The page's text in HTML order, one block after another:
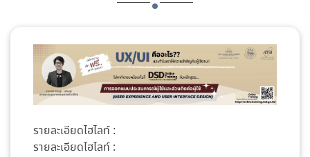
รายละเอียดไฮไลท์ :
รายละเอียดไฮไลท์ :